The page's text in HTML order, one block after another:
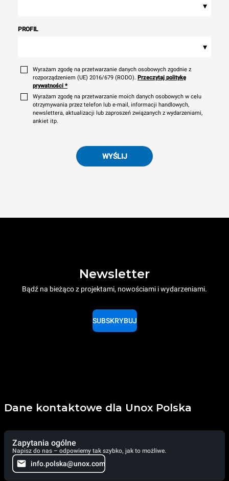
▾
PROFIL
▾
Wyrażam zgodę na przetwarzanie danych osobowych zgodnie z
rozporządzeniem (UE) 2016/679 (RODO). Przeczytaj politykę
prywatności *
Wyrażam zgodę na przetwarzanie moich danych osobowych w celu
otrzymywania przez telefon lub e-mail, informacji handlowych,
newslettera, aktualizacji lub zaproszeń związanych z wydarzeniami,
ankiet itp.
WYŚLIJ
Newsletter
Bądź na bieżąco z projektami, nowościami i wydarzeniami.
SUBSKRYBUJ
Dane kontaktowe dla Unox Polska
Zapytania ogólne
Napisz do nas – odpowiemy tak szybko, jak to możliwe.
info.polska@unox.com